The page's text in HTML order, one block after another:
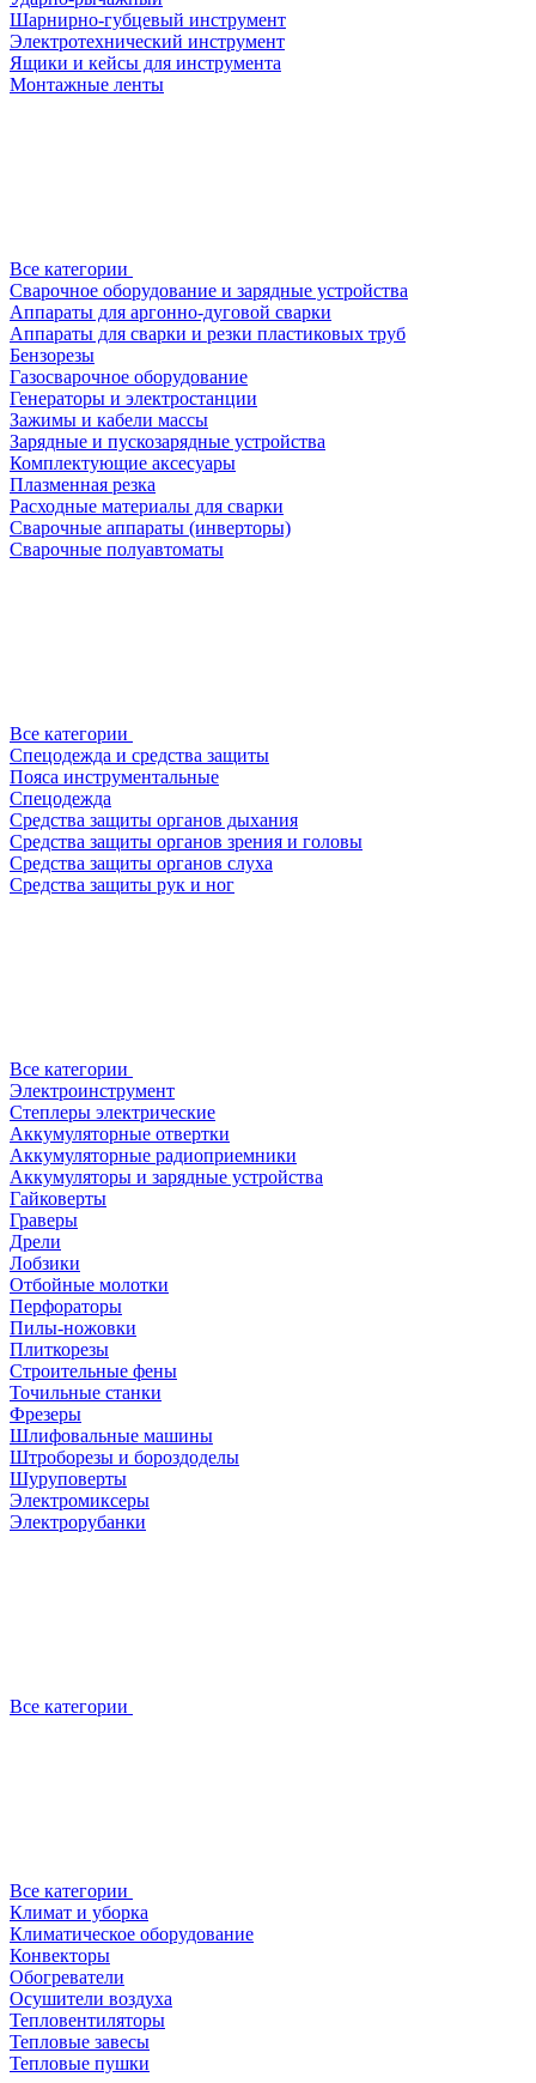
Шарнирно-губцевый инструмент
Электротехнический инструмент
Ящики и кейсы для инструмента
Монтажные ленты
Все категории
Сварочное оборудование и зарядные устройства
Аппараты для аргонно-дуговой сварки
Аппараты для сварки и резки пластиковых труб
Бензорезы
Газосварочное оборудование
Генераторы и электростанции
Зажимы и кабели массы
Зарядные и пускозарядные устройства
Комплектующие аксесуары
Плазменная резка
Расходные материалы для сварки
Сварочные аппараты (инверторы)
Сварочные полуавтоматы
Все категории
Спецодежда и средства защиты
Пояса инструментальные
Спецодежда
Средства защиты органов дыхания
Средства защиты органов зрения и головы
Средства защиты органов слуха
Средства защиты рук и ног
Все категории
Электроинструмент
Степлеры электрические
Аккумуляторные отвертки
Аккумуляторные радиоприемники
Аккумуляторы и зарядные устройства
Гайковерты
Граверы
Дрели
Лобзики
Отбойные молотки
Перфораторы
Пилы-ножовки
Плиткорезы
Строительные фены
Точильные станки
Фрезеры
Шлифовальные машины
Штроборезы и бороздоделы
Шуруповерты
Электромиксеры
Электрорубанки
Все категории
Все категории
Климат и уборка
Климатическое оборудование
Конвекторы
Обогреватели
Осушители воздуха
Тепловентиляторы
Тепловые завесы
Тепловые пушки